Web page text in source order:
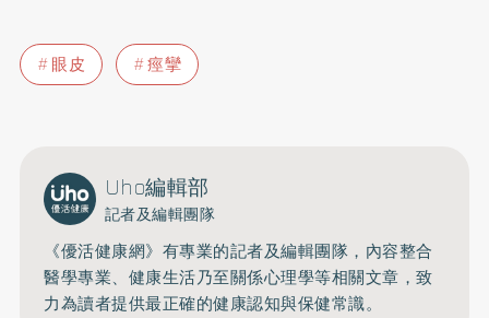
眼皮 痙攣
Uho編輯部
記者及編輯團隊
《優活健康網》有專業的記者及編輯團隊，內容整合
醫學專業、健康生活乃至關係心理學等相關文章，致
力為讀者提供最正確的健康認知與保健常識。